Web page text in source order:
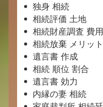
独身 相続
相続評価 土地
相続財産調査 費用
相続放棄 メリット
遺言書 作成
相続 順位 割合
遺言書 効力
内縁の妻 相続